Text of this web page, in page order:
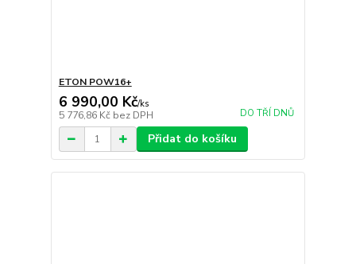
ETON POW16+
6 990,00 Kč/ks
5 776,86 Kč bez DPH DO TŘÍ DNŮ
Přidat do košíku